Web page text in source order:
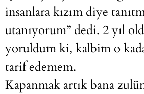
insanlara kızım diye
utanıyorum” dedi. 2 yıl
yoruldum ki, kalbim o
tarif edemem.
Kapanmak artık bana